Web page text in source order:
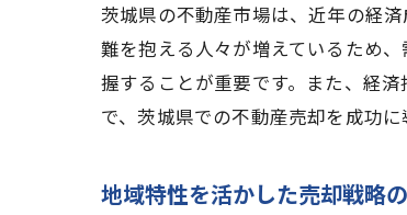
茨城県の不動産市場は、近年の経
難を抱える人々が増えているため
握することが重要です。また、経
で、茨城県での不動産売却を成功に
地域特性を活かした売却戦略